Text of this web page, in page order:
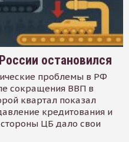
остановился
проблемы в РФ
сокращения ВВП в
квартал показал
кредитования и
стороны ЦБ дало свои